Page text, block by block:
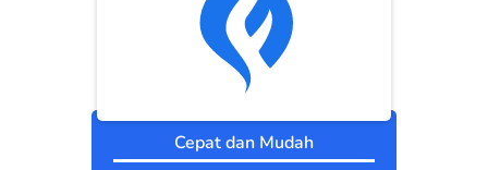
Cepat dan Mudah